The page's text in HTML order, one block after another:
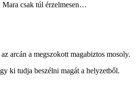
csak túl érzelmesen…
arcán a megszokott magabiztos mosoly.
ki tudja beszélni magát a helyzetből.